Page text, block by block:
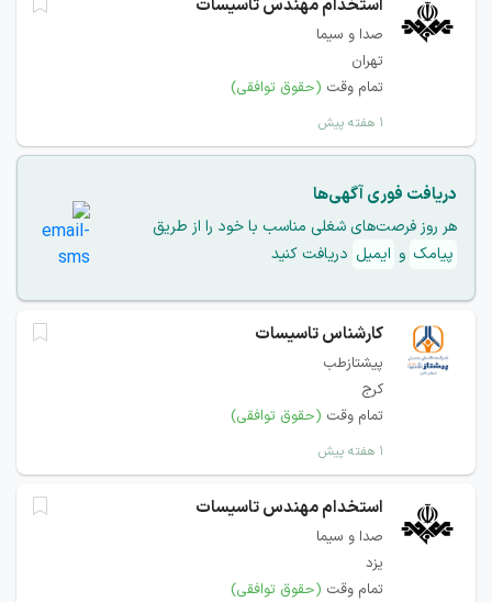
استخدام مهندس تاسیسات
صدا و سیما
تهران
تمام وقت (حقوق توافقی)
۱ هفته پیش
دریافت فوری آگهی‌ها
هر روز فرصت‌های شغلی مناسب با خود را از طریق
پیامک و ایمیل دریافت کنید
کارشناس تاسیسات
پیشتازطب
کرج
تمام وقت (حقوق توافقی)
۱ هفته پیش
استخدام مهندس تاسیسات
صدا و سیما
یزد
تمام وقت (حقوق توافقی)